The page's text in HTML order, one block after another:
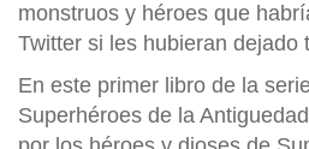
monstruos y héroes que
Twitter si les hubieran dejado
En este primer libro de la
Superhéroes de la